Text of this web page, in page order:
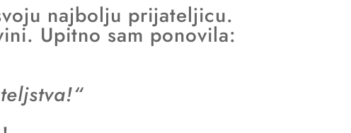
najbolju prijateljicu.
Upitno sam ponovila: